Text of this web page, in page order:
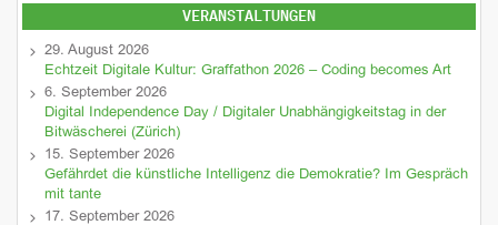
VERANSTALTUNGEN
29. August 2026
Echtzeit Digitale Kultur: Graffathon 2026 – Coding becomes Art
6. September 2026
Digital Independence Day / Digitaler Unabhängigkeitstag in der
Bitwäscherei (Zürich)
15. September 2026
Gefährdet die künstliche Intelligenz die Demokratie? Im Gespräch
mit tante
17. September 2026